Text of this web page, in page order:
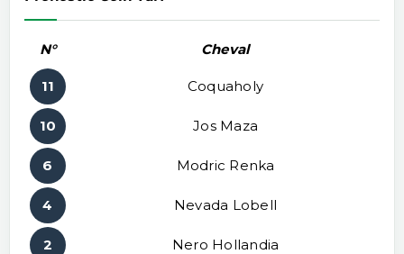
N° Cheval
11 Coquaholy
10 Jos Maza
6 Modric Renka
4 Nevada Lobell
2 Nero Hollandia